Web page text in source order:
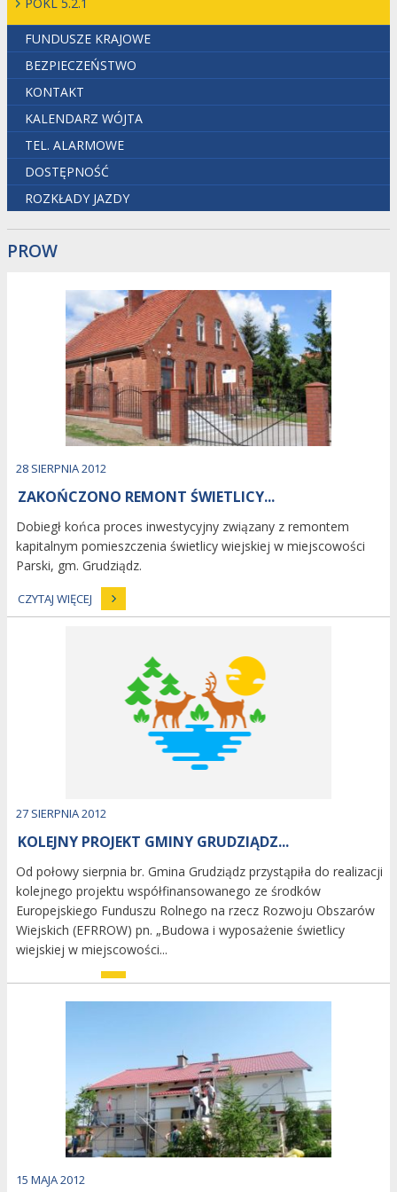
FUNDUSZE KRAJOWE
BEZPIECZEŃSTWO
KONTAKT
KALENDARZ WÓJTA
TEL. ALARMOWE
DOSTĘPNOŚĆ
ROZKŁADY JAZDY
PROW
Dodano
28 SIERPNIA2012
ZAKOŃCZONO REMONT ŚWIETLICY...
Dobiegł końca proces inwestycyjny związany z remontem
kapitalnym pomieszczenia świetlicy wiejskiej w miejscowości
Parski, gm. Grudziądz.
CZYTAJ WIĘCEJ
Dodano
27 SIERPNIA2012
KOLEJNY PROJEKT GMINY GRUDZIĄDZ...
Od połowy sierpnia br. Gmina Grudziądz przystąpiła do realizacji
kolejnego projektu współfinansowanego ze środków
Europejskiego Funduszu Rolnego na rzecz Rozwoju Obszarów
Wiejskich (EFRROW) pn. „Budowa i wyposażenie świetlicy
wiejskiej w miejscowości...
CZYTAJ WIĘCEJ
Dodano
15 MAJA2012